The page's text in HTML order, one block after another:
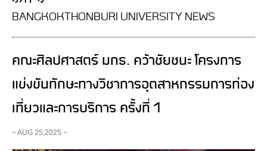
BANGKOKTHONBURI UNIVERSITY NEWS
คณะศิลปศาสตร์ มกธ. คว้าชัยชนะ โครงการ
แข่งขันทักษะทางวิชาการอุตสาหกรรมการท่อง
เที่ยวและการบริการ ครั้งที่ 1
− AUG 25,2025 −